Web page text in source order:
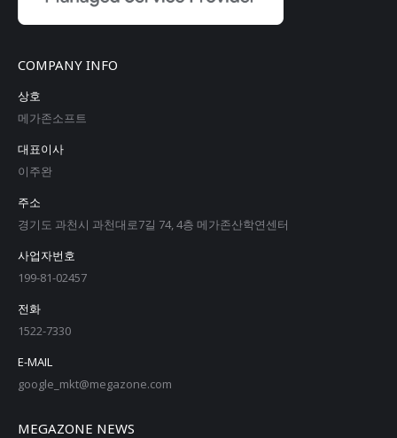
COMPANY INFO
상호
메가존소프트
대표이사
이주완
주소
경기도 과천시 과천대로7길 74, 4층 메가존산학연센터
사업자번호
199-81-02457
전화
1522-7330
E-MAIL
google_mkt@megazone.com
MEGAZONE NEWS